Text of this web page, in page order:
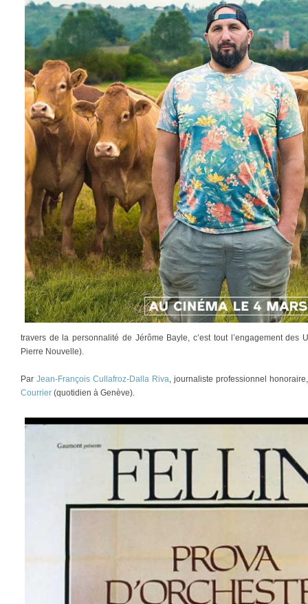
travers de la personnalité de Jérôme Bayle, c’est tout l’engagement des
Pierre Nouvelle).
Par Jean-François Cullafroz-Dalla Riva , journaliste professionnel
Courrier (quotidien à Genève).